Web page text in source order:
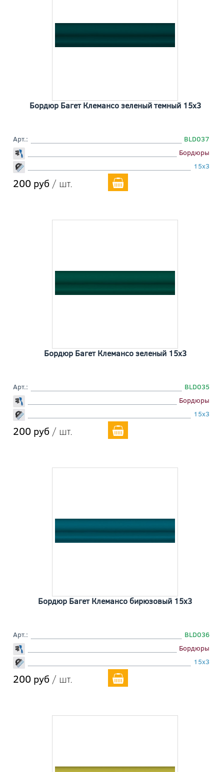
Бордюр Багет Клемансо зеленый темный 15x3
Арт.:
BLD037
Бордюры
15x3
200 руб / шт.
Бордюр Багет Клемансо зеленый 15x3
Арт.:
BLD035
Бордюры
15x3
200 руб / шт.
Бордюр Багет Клемансо бирюзовый 15x3
Арт.:
BLD036
Бордюры
15x3
200 руб / шт.